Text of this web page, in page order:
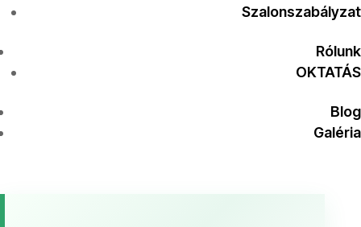
Szalonszabályzat
Rólunk
OKTATÁS
Blog
Galéria